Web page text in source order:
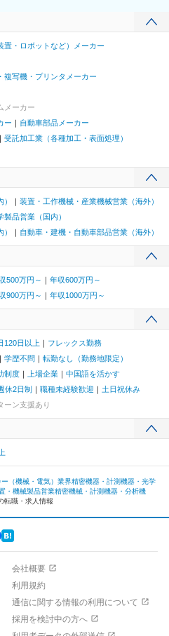
置・ロボットなど）メーカー
複写機・プリンタメーカー
メーカー
ー
自動車部品メーカー
受託加工業（各種加工・表面処理）
装置・工作機械・産業機械営業（海外）
品営業（国内）
自動車・建機・自動車部品営業（海外）
500万円～
年収600万円～
900万円～ 年収1000万円～
120日以上
フレックス勤務
学歴不問
転勤なし（勤務地限定）
制度 上場企業
中国語を活かす
休2日制 職種未経験歓迎
土日祝休み
ーン支援あり
ー（機械・電気）業界精密機器・計測機器・光学
・機械製品営業精密機械・計測機器・分析機
転職・求人情報
会社概要
利用規約
通信に関する情報の利用について
採用を検討中の方へ